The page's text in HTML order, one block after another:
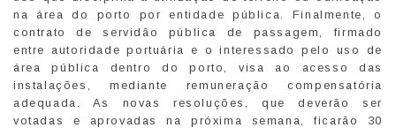
na área do porto por entidade pública. Finalmente, o
contrato de servidão pública de passagem, firmado
entre autoridade portuária e o interessado pelo uso de
área pública dentro do porto, visa ao acesso das
instalações, mediante remuneração compensatória
adequada. As novas resoluções, que deverão ser
votadas e aprovadas na próxima semana, ficarão 30